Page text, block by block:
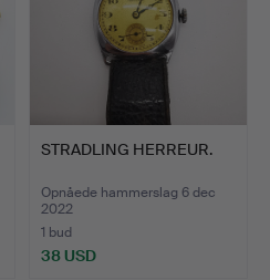
STRADLING HERREUR.
Opnåede hammerslag 6 dec
2022
1 bud
38 USD